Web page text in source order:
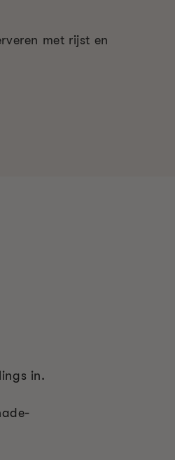
met rijst en
in.